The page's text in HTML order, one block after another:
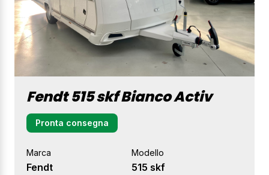
Fendt 515 skf Bianco Activ
Pronta consegna
Marca
Fendt
Modello
515 skf